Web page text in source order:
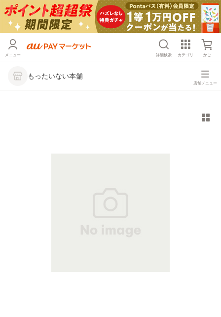
メニュー 詳細検索 カテゴリ かご
もったいない本舗
店舗メニュー